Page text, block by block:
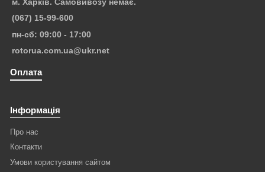
м. Харків. Самовивозу немає.
(067) 15-99-600
пн-сб: 09:00 - 17:00
rotorua.com.ua@ukr.net
Оплата
Інформація
Про нас
Контакти
Умови користування сайтом